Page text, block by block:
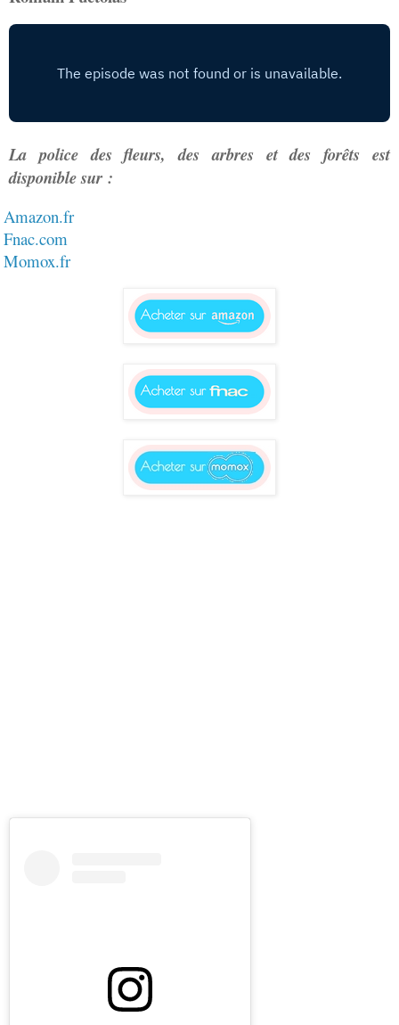
La police des fleurs, des arbres et des forêts est
disponible sur :
Amazon.fr
Fnac.com
Momox.fr